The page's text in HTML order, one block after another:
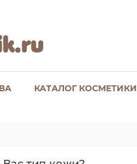
КАТАЛОГ КОСМЕТИКИ